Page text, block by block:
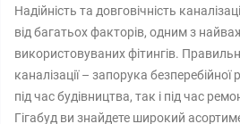
Надійність та довговічність
від багатьох факторів, одним з
використовуваних фітингів.
каналізації – запорука безперебійної
під час будівництва, так і під час
Гігабуд ви знайдете широкий